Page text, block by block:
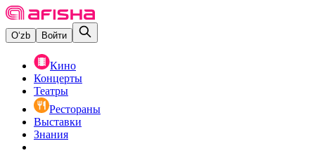
O‘zb Войти
Кино
Концерты
Театры
Рестораны
Выставки
Знания